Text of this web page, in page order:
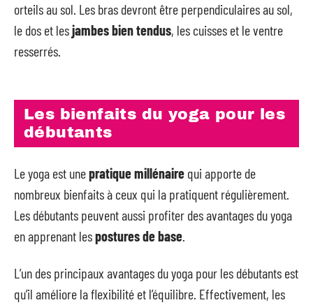
orteils au sol. Les bras devront être perpendiculaires au sol,
le dos et lesjambes bien tendus, les cuisses et le ventre
resserrés.
Les bienfaits du yoga pour les
débutants
Le yoga est unepratique millénaire qui apporte de
nombreux bienfaits à ceux qui la pratiquent régulièrement.
Les débutants peuvent aussi profiter des avantages du yoga
en apprenant lespostures de base.
L’un des principaux avantages du yoga pour les débutants est
qu’il améliore la flexibilité et l’équilibre. Effectivement, les